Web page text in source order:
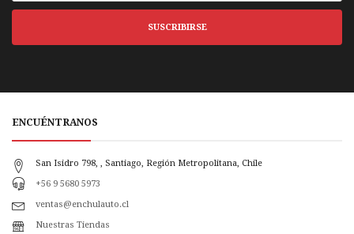
SUSCRIBIRSE
ENCUÉNTRANOS
San Isidro 798, , Santiago, Región Metropolitana, Chile
+56 9 5680 5973
ventas@enchulauto.cl
Nuestras Tiendas